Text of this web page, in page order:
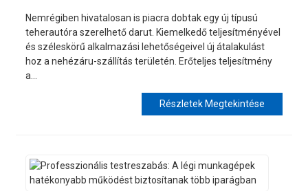
Nemrégiben hivatalosan is piacra dobtak egy új típusú
teherautóra szerelhető darut. Kiemelkedő teljesítményével
és széleskörű alkalmazási lehetőségeivel új átalakulást
hoz a nehézáru-szállítás területén. Erőteljes teljesítmény
a...
Részletek Megtekintése